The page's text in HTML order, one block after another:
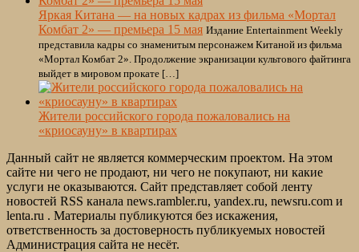
Яркая Китана — на новых кадрах из фильма «Мортал
Комбат 2» — премьера 15 мая Издание Entertainment Weekly
представила кадры со знаменитым персонажем Китаной из фильма
«Мортал Комбат 2». Продолжение экранизации культового файтинга
выйдет в мировом прокате […]
Жители российского города пожаловались на
«криосауну» в квартирах
Данный сайт не является коммерческим проектом. На этом
сайте ни чего не продают, ни чего не покупают, ни какие
услуги не оказываются. Сайт представляет собой ленту
новостей RSS канала news.rambler.ru, yandex.ru, newsru.com и
lenta.ru . Материалы публикуются без искажения,
ответственность за достоверность публикуемых новостей
Администрация сайта не несёт.